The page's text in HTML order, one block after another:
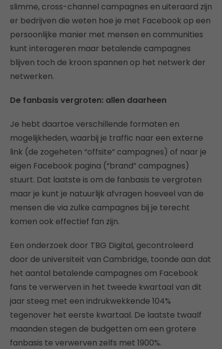
slimme, cross-channel campagnes en uiteraard zijn
er bedrijven die weten hoe je met Facebook op een
persoonlijke manier met mensen en communities
kunt interageren maar betalende campagnes
blijven toch de kroon spannen op het netwerk der
netwerken.
De fanbasis vergroten: allen daarheen
Je hebt daartoe verschillende formaten en
mogelijkheden, waarbij je traffic naar een externe
link (de zogeheten “offsite” campagnes) of naar je
eigen Facebook pagina (“brand” campagnes)
stuurt. Dat laatste is om de fanbasis te vergroten
maar je kunt je natuurlijk afvragen hoeveel van de
mensen die via zulke campagnes bij je terecht
komen ook effectief fan zijn.
Een onderzoek door TBG Digital, gecontroleerd
door de universiteit van Cambridge, toonde aan dat
het aantal betalende campagnes om Facebook
fans te verwerven in het tweede kwartaal van dit
jaar steeg met een indrukwekkende 104%
tegenover het eerste kwartaal. De laatste twaalf
maanden stegen de budgetten om een grotere
fanbasis te verwerven zelfs met 1900%.